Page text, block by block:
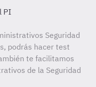
PI
Seguridad
podrás hacer test
te facilitamos
de la Seguridad